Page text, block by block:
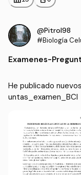
@Pitrol98
#Biología
Examenes-
He publicado
untas_examen_BCI